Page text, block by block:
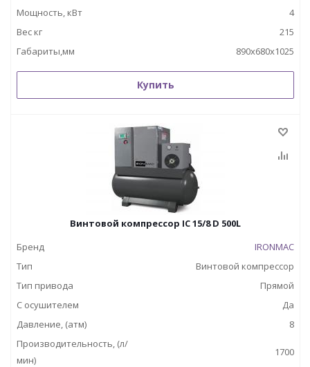
Мощность, кВт
4
Вес кг
215
Габариты,мм
890х680х1025
Купить
Винтовой компрессор IC 15/8 D 500L
Бренд
IRONMAC
Тип
Винтовой компрессор
Тип привода
Прямой
С осушителем
Да
Давление, (атм)
8
Производительность, (л/
мин)
1700